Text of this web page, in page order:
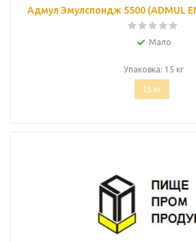
Адмул Эмулспондж 5500 (ADMUL
Мало
Упаковка: 15 кг
15 кг